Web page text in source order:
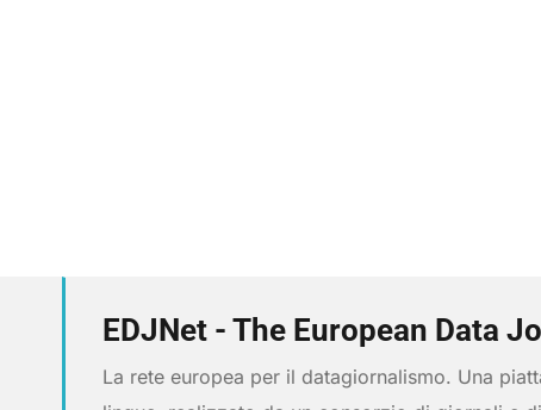
EDJNet - The European Data
La rete europea per il datagiornalismo. Una